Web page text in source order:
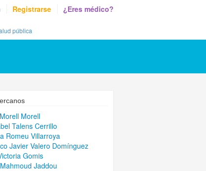
Registrarse ¿Eres médico?
pública
Morell
Talens Cerrillo
Romeu Villarroya
Javier Valero Domínguez
Gomis
Jaddou